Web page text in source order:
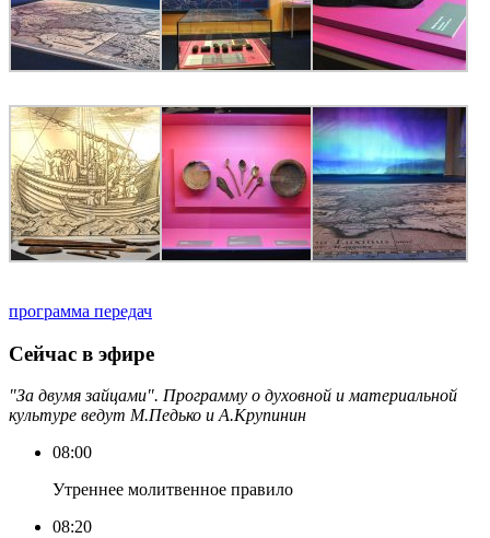
программа передач
Сейчас в эфире
"За двумя зайцами". Программу о духовной и материальной
культуре ведут М.Педько и А.Крупинин
08:00
Утреннее молитвенное правило
08:20